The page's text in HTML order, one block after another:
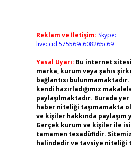
Reklam ve İletişim: Skype:
live:.cid.575569c608265c69
Yasal Uyarı: Bu internet
marka, kurum veya şahıs
bağlantısı
kendi hazırladığımız
paylaşılmaktadır. Burada
haber niteliği taşımamakta
ve kişiler hakkında paylaşım
Gerçek kurum ve kişiler ile
tamamen tesadüfidir.
halindedir ve tavsiye niteliği